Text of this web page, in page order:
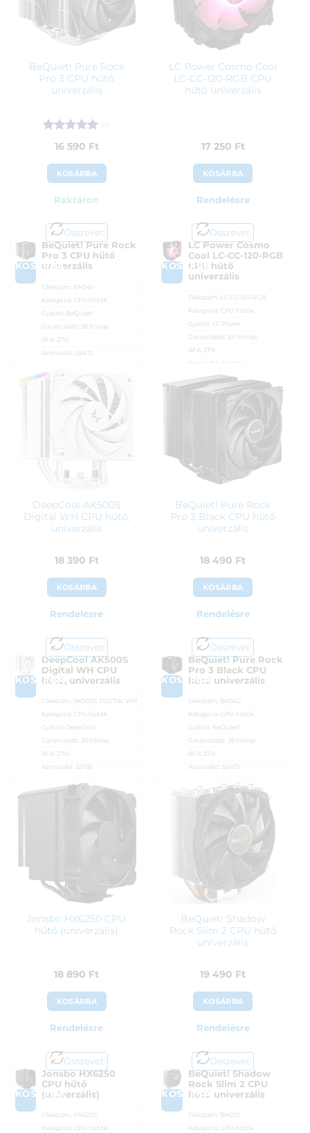
BeQuiet! Pure Rock
Pro 3 CPU hűtő
univerzális
Értékelés:5
/ 516 590 Ft
KOSÁRBA
Raktáron
Összevet
KOSÁRBA
BeQuiet! Pure Rock
Pro 3 CPU hűtő
univerzális
Cikkszám: BK041
Kategória: CPU hűtők
Gyártó: BeQuiet!
Garanciaidő:
36 hónap
ÁFA:
27%
Azonosító: 52472
16 590
LC Power Cosmo Cool
LC-CC-120-RGB CPU
hűtő univerzális
17 250 Ft
KOSÁRBA
Rendelésre
Összevet
KOSÁRBA
LC Power Cosmo
Cool LC-CC-120-RGB
CPU hűtő
univerzális
Cikkszám: LC-CC-120-RGB
Kategória: CPU hűtők
Gyártó: LC Power
Garanciaidő:
24 hónap
ÁFA:
27%
Azonosító:
34240
17 250Ft
DeepCool AK500S
Digital WH CPU hűtő,
univerzális
18 390 Ft
KOSÁRBA
Rendelésre
Összevet
KOSÁRBA
DeepCool AK500S
Digital WH CPU
hűtő, univerzális
Cikkszám: AK500S DIGITAL WH
Kategória: CPU hűtők
Gyártó: DeepCool
Garanciaidő:
36 hónap
ÁFA:
27%
Azonosító: 52793
18 390Ft
BeQuiet! Pure Rock
Pro 3 Black CPU hűtő
univerzális
18 490 Ft
KOSÁRBA
Rendelésre
Összevet
KOSÁRBA
BeQuiet! Pure Rock
Pro 3 Black CPU
hűtő univerzális
Cikkszám: BK042
Kategória: CPU hűtők
Gyártó: BeQuiet!
Garanciaidő:
36 hónap
ÁFA:
27%
Azonosító: 52473
18 490Ft
Jonsbo HX6250 CPU
hűtő (univerzális)
18 890 Ft
KOSÁRBA
Rendelésre
Összevet
KOSÁRBA
Jonsbo HX6250
CPU hűtő
(univerzális)
Cikkszám: HX6250
Kategória: CPU hűtők
BeQuiet! Shadow
Rock Slim 2 CPU hűtő
univerzális
19 490 Ft
KOSÁRBA
Rendelésre
Összevet
KOSÁRBA
BeQuiet! Shadow
Rock Slim 2 CPU
hűtő univerzális
Cikkszám: BK032
Kategória: CPU hűtők